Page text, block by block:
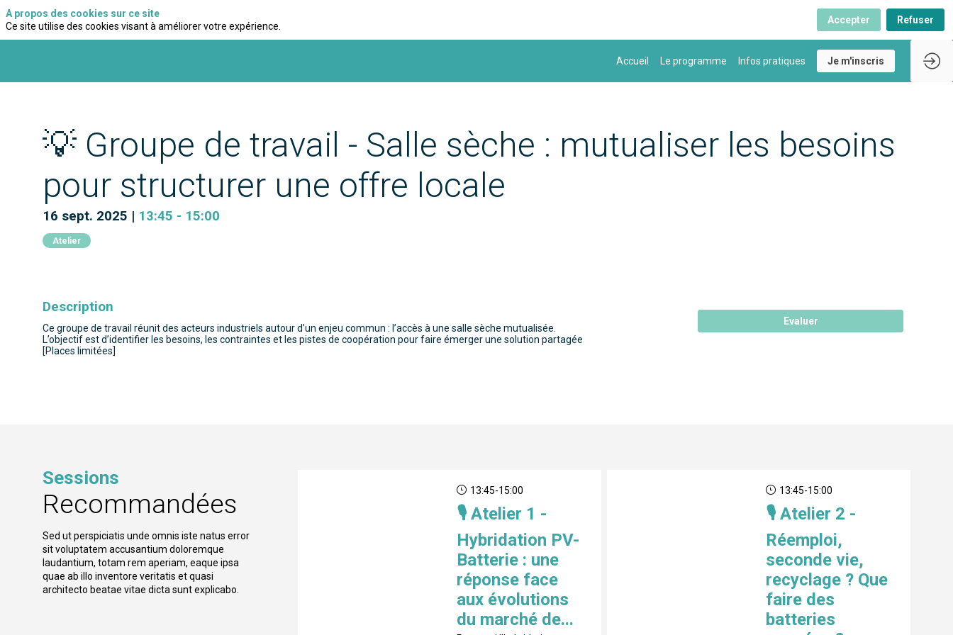
Accueil Le programme Infos pratiques Je m'inscris
💡 Groupe de travail - Salle sèche : mutualiser les besoins
pour structurer une offre locale
16 sept. 2025 | 13:45 - 15:00
Atelier
Evaluer
Description
Ce groupe de travail réunit des acteurs industriels autour d’un enjeu commun : l’accès à une salle sèche mutualisée.
L’objectif est d’identifier les besoins, les contraintes et les pistes de coopération pour faire émerger une solution partagée
[Places limitées]
Sessions
Recommandées
Sed ut perspiciatis unde omnis iste natus error
sit voluptatem accusantium doloremque
laudantium, totam rem aperiam, eaque ipsa
quae ab illo inventore veritatis et quasi
architecto beatae vitae dicta sunt explicabo.
13:45-15:00
🎙️ Atelier 1 -
Hybridation PV-
Batterie : une
réponse face
aux évolutions
du marché de...
13:45-15:00
🎙️ Atelier 2 -
Réemploi,
seconde vie,
recyclage ? Que
faire des
batteries
A propos des cookies sur ce site
Ce site utilise des cookies visant à améliorer votre expérience.
Accepter Refuser